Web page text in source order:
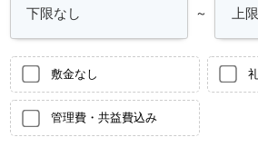
～
敷金なし
管理費・共益費込み